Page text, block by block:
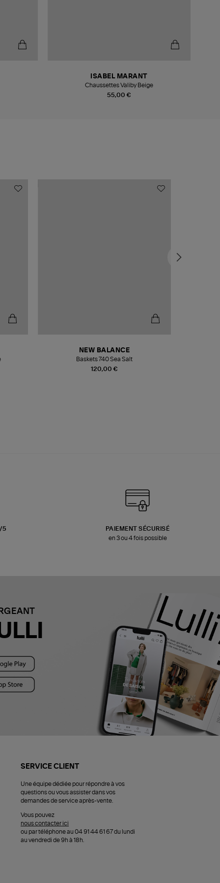
55,00 €
ISABEL MARANT
Chaussettes Valiby Beige
120,00 €
NEW BALANCE
Baskets 740 Sea Salt
5
PAIEMENT SÉCURISÉ
en 3 ou 4 fois possible
SERVICE CLIENT
Une équipe dédiée pour répondre à vos
questions ou vous assister dans vos
demandes de service après-vente.
Vous pouvez
nous contacter ici
ou par téléphone au 04 91 44 61 67 du lundi
au vendredi de 9h à 18h.